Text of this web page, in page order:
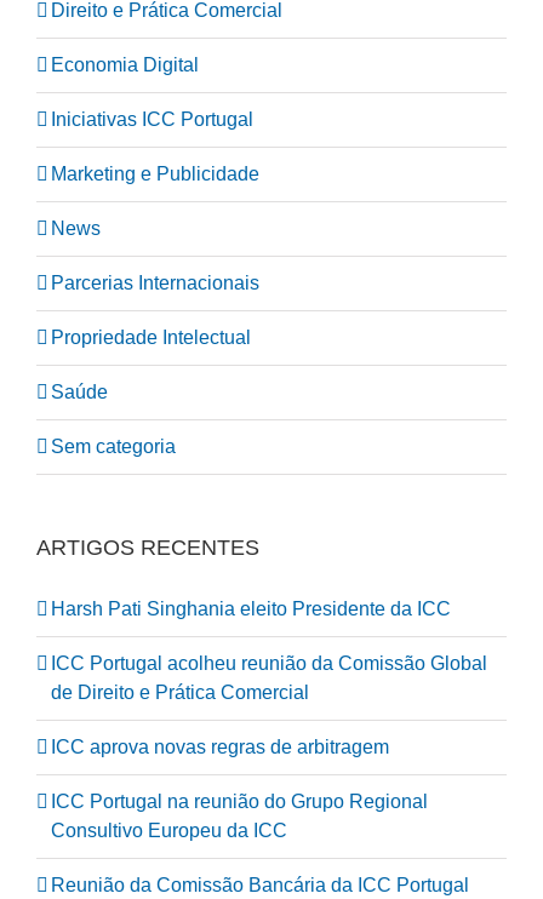
Direito e Prática Comercial
Economia Digital
Iniciativas ICC Portugal
Marketing e Publicidade
News
Parcerias Internacionais
Propriedade Intelectual
Saúde
Sem categoria
ARTIGOS RECENTES
Harsh Pati Singhania eleito Presidente da ICC
ICC Portugal acolheu reunião da Comissão Global
de Direito e Prática Comercial
ICC aprova novas regras de arbitragem
ICC Portugal na reunião do Grupo Regional
Consultivo Europeu da ICC
Reunião da Comissão Bancária da ICC Portugal